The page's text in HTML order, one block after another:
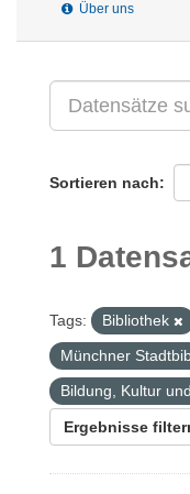
Über uns
Sortieren nach
1
Tags: Bibliothek
Münchner
Bildung, Kultur
Ergebnisse